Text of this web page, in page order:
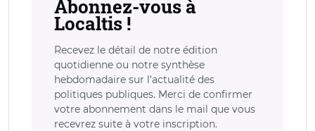
Abonnez-vous à
Localtis !
Recevez le détail de notre édition
quotidienne ou notre synthèse
hebdomadaire sur l’actualité des
politiques publiques. Merci de confirmer
votre abonnement dans le mail que vous
recevrez suite à votre inscription.